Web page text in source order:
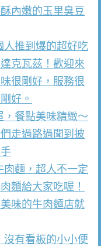
內嫩的玉里臭豆
人推到爆的超好吃
克瓦茲！歡迎來
很剛好，服務很
好。
，餐點美味精緻～
走過路過聞到披
肉麵，超人不一定
麵給大家吃喔！
味的牛肉麵店就
沒有看板的小小便